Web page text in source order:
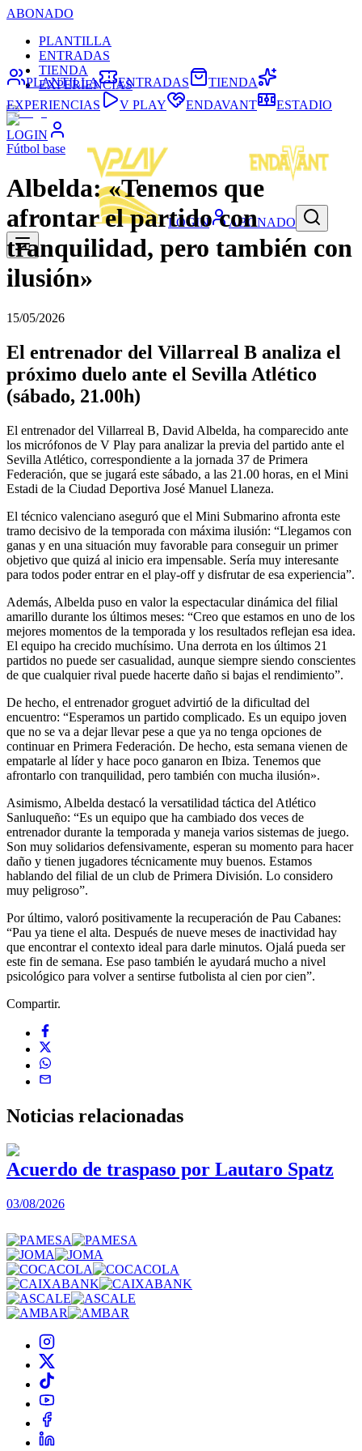
ABONADO
PLANTILLA
ENTRADAS
TIENDA
EXPERIENCIAS
LOGIN
LOGIN ABONADO
PLANTILLA ENTRADAS
TIENDA
EXPERIENCIAS
V PLAY ENDAVANT ESTADIO
Fútbol base
Albelda: «Tenemos que
afrontar el partido con
tranquilidad, pero también con
ilusión»
15/05/2026
El entrenador del Villarreal B analiza el
próximo duelo ante el Sevilla Atlético
(sábado, 21.00h)
El entrenador del Villarreal B, David Albelda, ha comparecido ante
los micrófonos de V Play para analizar la previa del partido ante el
Sevilla Atlético, correspondiente a la jornada 37 de Primera
Federación, que se jugará este sábado, a las 21.00 horas, en el Mini
Estadi de la Ciudad Deportiva José Manuel Llaneza.
El técnico valenciano aseguró que el Mini Submarino afronta este
tramo decisivo de la temporada con máxima ilusión: “Llegamos con
ganas y en una situación muy favorable para conseguir un primer
objetivo que quizá al inicio era impensable. Sería muy interesante
para todos poder entrar en el play-off y disfrutar de esa experiencia”.
Además, Albelda puso en valor la espectacular dinámica del filial
amarillo durante los últimos meses: “Creo que estamos en uno de los
mejores momentos de la temporada y los resultados reflejan esa idea.
El equipo ha crecido muchísimo. Una derrota en los últimos 21
partidos no puede ser casualidad, aunque siempre siendo conscientes
de que cualquier rival puede hacerte daño si bajas el rendimiento”.
De hecho, el entrenador groguet advirtió de la dificultad del
encuentro: “Esperamos un partido complicado. Es un equipo joven
que no se va a dejar llevar pese a que ya no tenga opciones de
continuar en Primera Federación. De hecho, esta semana vienen de
empatarle al líder y hace poco ganaron en Ibiza. Tenemos que
afrontarlo con tranquilidad, pero también con mucha ilusión».
Asimismo, Albelda destacó la versatilidad táctica del Atlético
Sanluqueño: “Es un equipo que ha cambiado dos veces de
entrenador durante la temporada y maneja varios sistemas de juego.
Son muy solidarios defensivamente, esperan su momento para hacer
daño y tienen jugadores técnicamente muy buenos. Estamos
hablando del filial de un club de Primera División. Lo considero
muy peligroso”.
Por último, valoró positivamente la recuperación de Pau Cabanes:
“Pau ya tiene el alta. Después de nueve meses de inactividad hay
que encontrar el contexto ideal para darle minutos. Ojalá pueda ser
este fin de semana. Ese paso también le ayudará mucho a nivel
psicológico para volver a sentirse futbolista al cien por cien”.
Compartir.
Noticias relacionadas
Acuerdo de traspaso por Lautaro Spatz
03/08/2026